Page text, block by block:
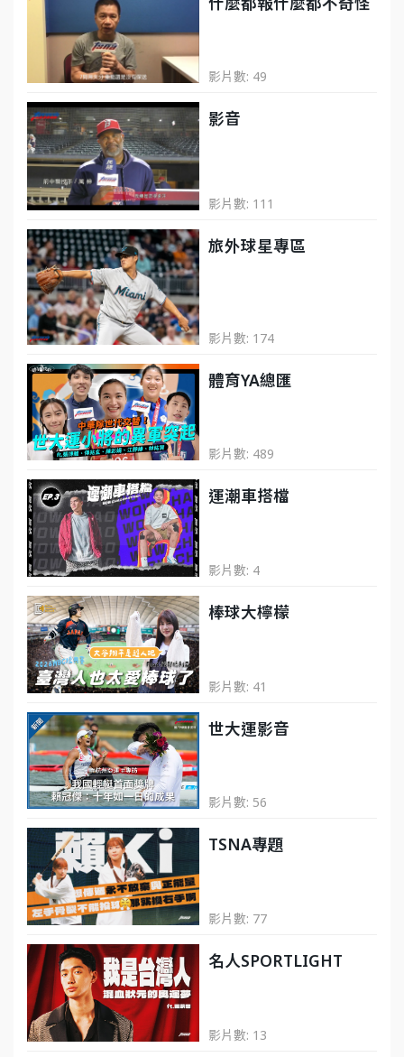
影片數: 49
影音
影片數: 111
旅外球星專區
影片數: 174
體育YA總匯
影片數: 489
運潮車搭檔
影片數: 4
棒球大檸檬
影片數: 41
世大運影音
影片數: 56
TSNA專題
影片數: 77
名人SPORTLIGHT
影片數: 13